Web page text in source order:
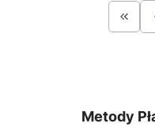
Wróć
Metody